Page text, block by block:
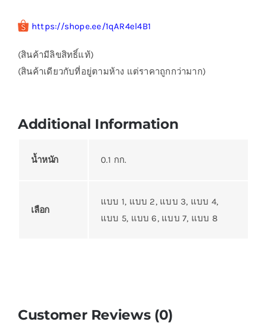
https://shope.ee/1qAR4el4B1
(สินค้ามีลิขสิทธิ์แท้)
(สินค้าเดียวกับที่อยู่ตามห้าง แต่ราคาถูกกว่ามาก)
Additional Information
น้ำหนัก 0.1 กก.
เลือก
แบบ 1, แบบ 2, แบบ 3, แบบ 4,
แบบ 5, แบบ 6, แบบ 7, แบบ 8
Customer Reviews (0)